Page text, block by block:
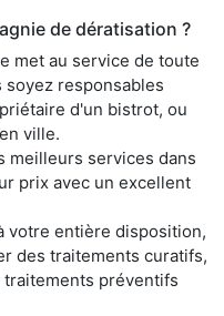
de dératisation ?
met au service de toute
soyez responsables
d'un bistrot, ou
ville.
meilleurs services dans
prix avec un excellent
votre entière disposition,
des traitements curatifs,
préventifs